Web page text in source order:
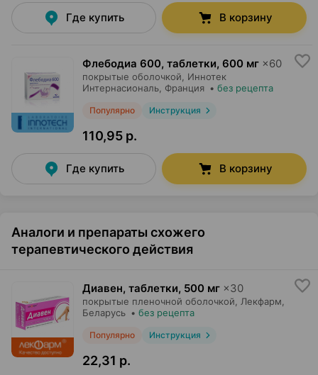
Где купить В корзину
Флебодиа 600, таблетки, 600 мг ×60
покрытые оболочкой,
Иннотек
Интернасиональ , Франция • без рецепта
Популярно Инструкция
110,95 р.
Где купить В корзину
Аналоги и препараты схожего
терапевтического действия
Диавен, таблетки, 500 мг ×30
покрытые пленочной оболочкой, Лекфарм
Беларусь • без рецепта
Популярно Инструкция
22,31 р.